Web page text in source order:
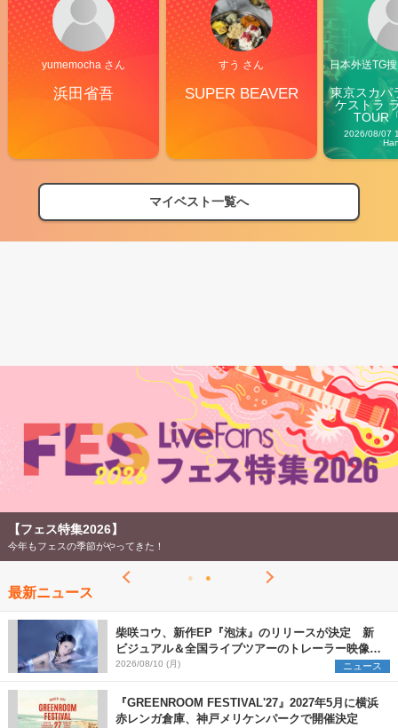
yumemocha さん
浜田省吾
すう さん
SUPER BEAVER
日本外送TG
東京スカパ
ケストラ
TOUR
2026/08/07
マイベスト一覧へ
【フェス特集2026】
今年もフェスの季節がやってきた！
最新ニュース
柴咲コウ、新作EP『泡沫』のリリースが決定 新
ビジュアル＆全国ライブツアーのトレーラー映像が
一部解禁【コメントあり】
2026/08/10 (月) ニュース
『GREENROOM FESTIVAL'27』2027年5月に横浜
赤レンガ倉庫、神戸メリケンパークで開催決定